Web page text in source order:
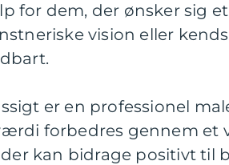
for dem, der ønsker sig
vision eller
er en professionel
forbedres gennem et
kan bidrage positivt til